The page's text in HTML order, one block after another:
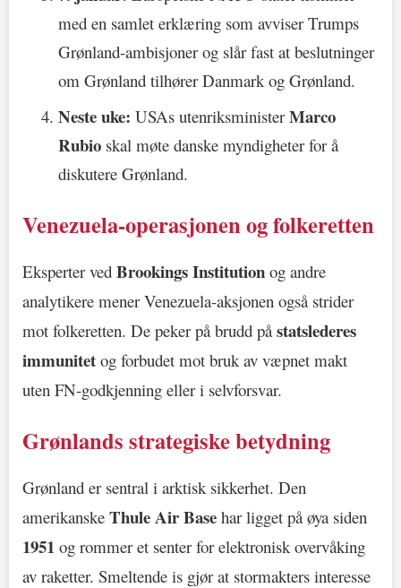
med en samlet erklæring som avviser Trumps
Grønland-ambisjoner og slår fast at beslutninger
om Grønland tilhører Danmark og Grønland.
Neste uke: USAs utenriksministerMarco
Rubio skal møte danske myndigheter for å
diskutere Grønland.
Venezuela-operasjonen og folkeretten
Eksperter ved Brookings Institution og andre
analytikere mener Venezuela-aksjonen også strider
mot folkeretten. De peker på brudd påstatslederes
immunitet og forbudet mot bruk av væpnet makt
uten FN-godkjenning eller i selvforsvar.
Grønlands strategiske betydning
Grønland er sentral i arktisk sikkerhet. Den
amerikanske Thule Air Base har ligget på øya siden
1951 og rommer et senter for elektronisk overvåking
av raketter. Smeltende is gjør at stormakters interesse